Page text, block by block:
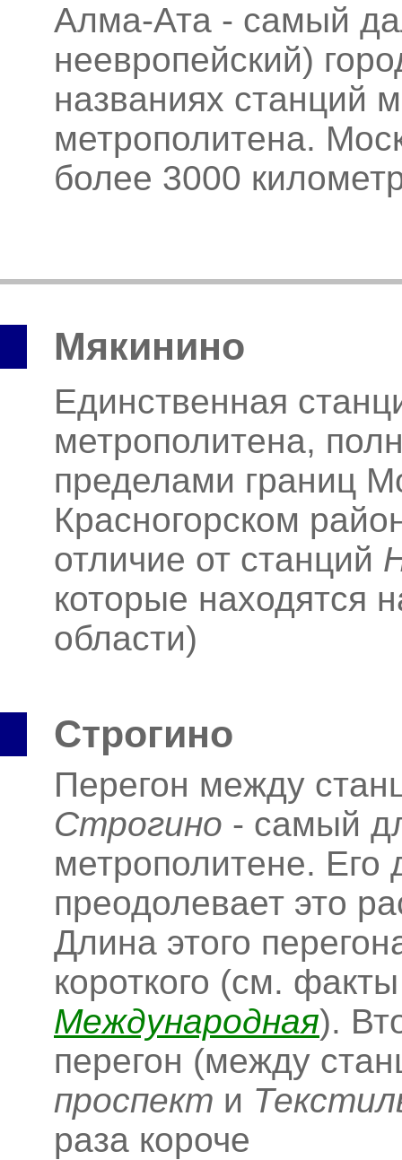
Алма-Ата - самый
неевропейский)
названиях станций
метрополитена.
более 3000
Мякинино
Единственная
метрополитена,
пределами границ
Красногорском
отличие от станций
которые находятся
области)
Строгино
Перегон между
Строгино - самый
метрополитене.
преодолевает это
Длина этого
короткого (см.
Международная).
перегон (между
проспект и
раза короче